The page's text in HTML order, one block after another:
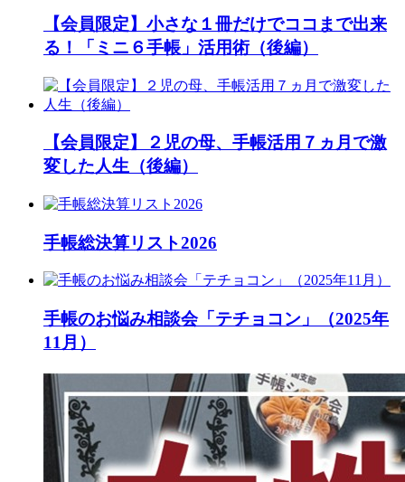
【会員限定】小さな１冊だけでココまで出来
る！「ミニ６手帳」活用術（後編）
【会員限定】２児の母、手帳活用７ヵ月で激
変した人生（後編）
手帳総決算リスト2026
手帳のお悩み相談会「テチョコン」（2025年
11月）